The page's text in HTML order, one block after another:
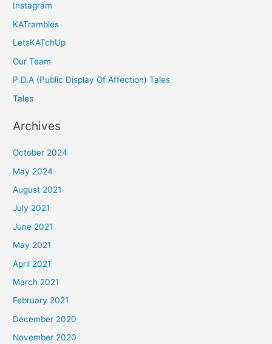
Instagram
KATrambles
LetsKATchUp
Our Team
P.D.A (Public Display Of Affection) Tales
Tales
Archives
October 2024
May 2024
August 2021
July 2021
June 2021
May 2021
April 2021
March 2021
February 2021
December 2020
November 2020